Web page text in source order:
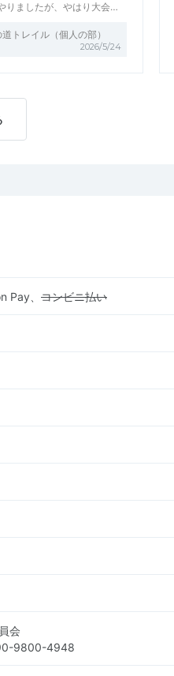
りましたが、やはり大会…
トレイル（個人の部）
2026/5/24
Pay、 コンビニ払い
会
9800-4948